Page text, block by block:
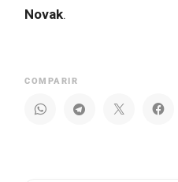
Novak.
COMPARIR